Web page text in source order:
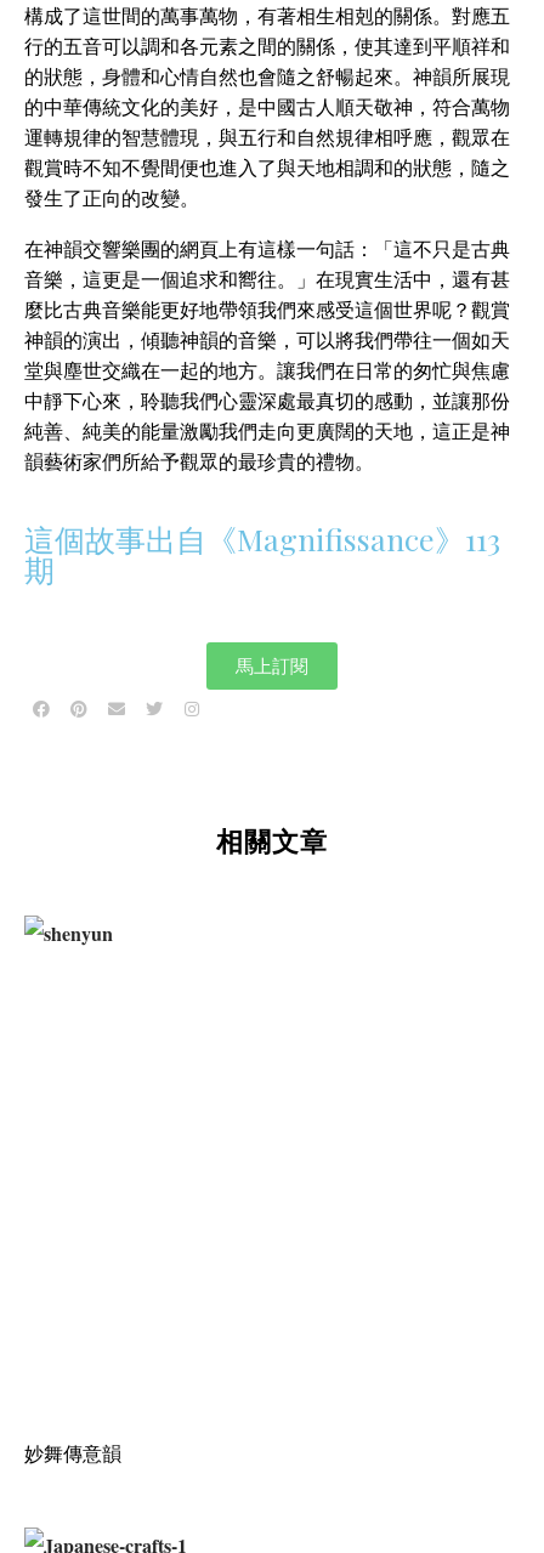
構成了這世間的萬事萬物，有著相生相剋的關係。對應五
行的五音可以調和各元素之間的關係，使其達到平順祥和
的狀態，身體和心情自然也會隨之舒暢起來。神韻所展現
的中華傳統文化的美好，是中國古人順天敬神，符合萬物
運轉規律的智慧體現，與五行和自然規律相呼應，觀眾在
觀賞時不知不覺間便也進入了與天地相調和的狀態，隨之
發生了正向的改變。
在神韻交響樂團的網頁上有這樣一句話：「這不只是古典
音樂，這更是一個追求和嚮往。」在現實生活中，還有甚
麼比古典音樂能更好地帶領我們來感受這個世界呢？觀賞
神韻的演出，傾聽神韻的音樂，可以將我們帶往一個如天
堂與塵世交織在一起的地方。讓我們在日常的匆忙與焦慮
中靜下心來，聆聽我們心靈深處最真切的感動，並讓那份
純善、純美的能量激勵我們走向更廣闊的天地，這正是神
韻藝術家們所給予觀眾的最珍貴的禮物。
這個故事出自《Magnifissance》113
期
馬上訂閱
相關文章
妙舞傳意韻